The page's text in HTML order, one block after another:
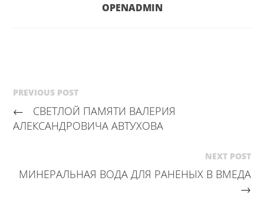
OPENADMIN
PREVIOUS POST
←
СВЕТЛОЙ ПАМЯТИ ВАЛЕРИЯ
АЛЕКСАНДРОВИЧА АВТУХОВА
NEXT POST
МИНЕРАЛЬНАЯ ВОДА ДЛЯ РАНЕНЫХ В ВМЕДА
→